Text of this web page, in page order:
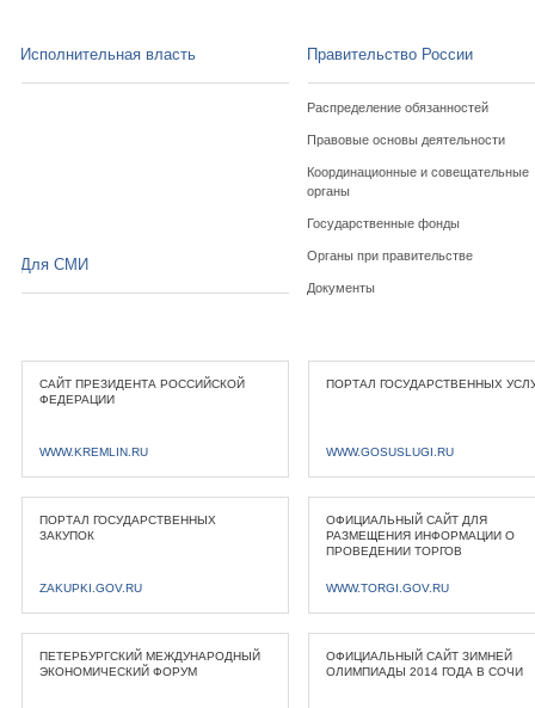
Исполнительная власть Правительство России
Распределение обязанностей
Правовые основы деятельности
Координационные и совещательные
органы
Государственные фонды
Органы при правительстве
Документы
Для СМИ
САЙТ ПРЕЗИДЕНТА РОССИЙСКОЙ
ФЕДЕРАЦИИ
WWW.KREMLIN.RU
ПОРТАЛ ГОСУДАРСТВЕННЫХ
WWW.GOSUSLUGI.RU
ПОРТАЛ ГОСУДАРСТВЕННЫХ
ЗАКУПОК
ZAKUPKI.GOV.RU
ОФИЦИАЛЬНЫЙ САЙТ ДЛЯ
РАЗМЕЩЕНИЯ ИНФОРМАЦИИ О
ПРОВЕДЕНИИ ТОРГОВ
WWW.TORGI.GOV.RU
ПЕТЕРБУРГСКИЙ МЕЖДУНАРОДНЫЙ
ЭКОНОМИЧЕСКИЙ ФОРУМ
ОФИЦИАЛЬНЫЙ САЙТ ЗИМНЕЙ
ОЛИМПИАДЫ 2014 ГОДА В СОЧИ